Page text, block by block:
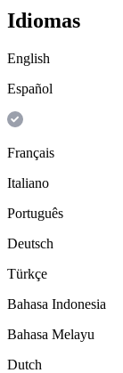
Idiomas
English
Español
Français
Italiano
Português
Deutsch
Türkçe
Bahasa Indonesia
Bahasa Melayu
Dutch